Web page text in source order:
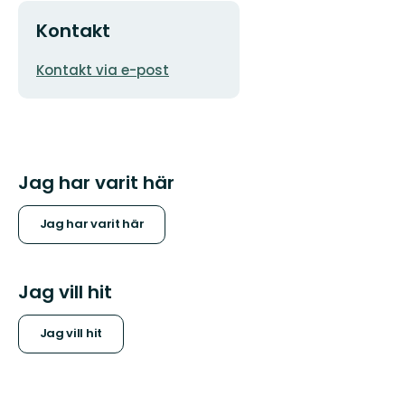
Kontakt
E-
Kontakt via e-post
Jag har varit här
Jag har varit här
Jag vill hit
Jag vill hit